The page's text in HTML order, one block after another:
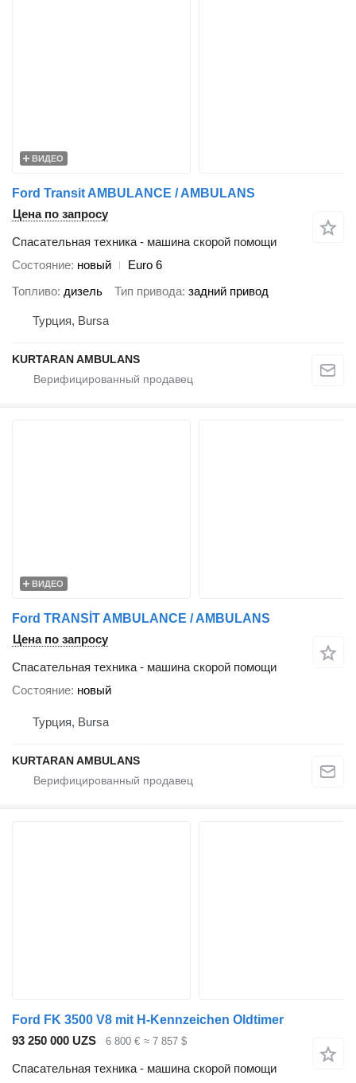
ВИДЕО
Ford Transit AMBULANCE / AMBULANS
Цена по запросу
Спасательная техника - машина скорой помощи
Состояние новый
Euro 6
Топливо дизель Тип привода задний привод
Турция, Bursa
KURTARAN AMBULANS
ВИДЕО
Ford TRANSİT AMBULANCE / AMBULANS
Цена по запросу
Спасательная техника - машина скорой помощи
Состояние новый
Турция, Bursa
KURTARAN AMBULANS
Ford FK 3500 V8 mit H-Kennzeichen Oldtimer
93 250 000 UZS
6 800 € ≈ 7 857 $
Спасательная техника - машина скорой помощи